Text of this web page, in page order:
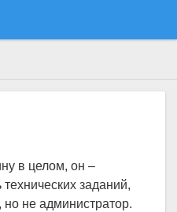
в целом, он –
технических заданий,
но не администратор.